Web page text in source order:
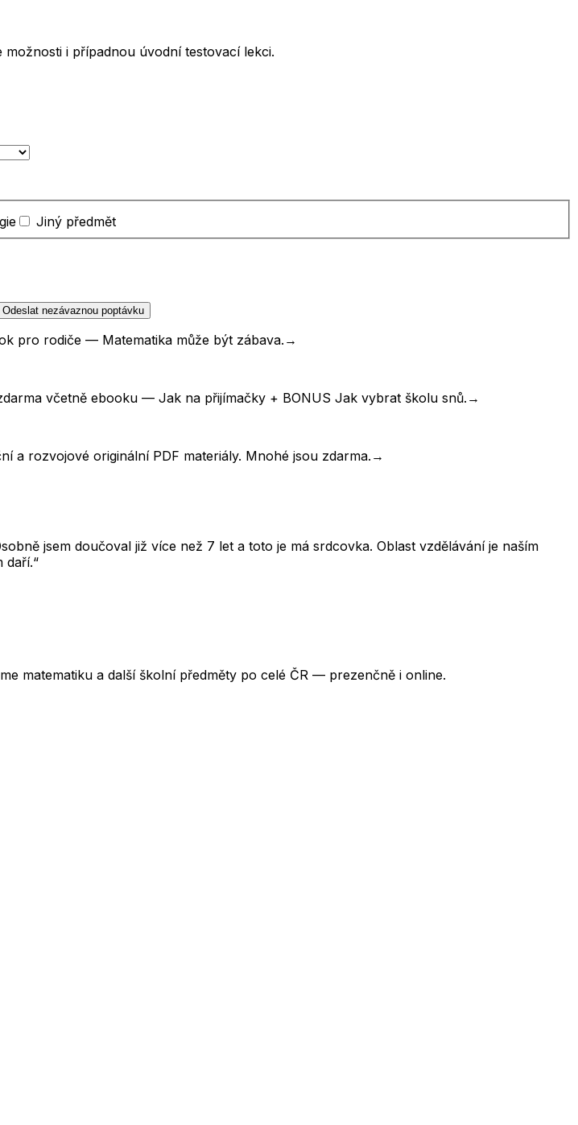
i případnou úvodní testovací lekci.
Jiný předmět
Odeslat nezávaznou poptávku
pro rodiče — Matematika může být zábava. →
včetně ebooku — Jak na přijímačky + BONUS Jak vybrat školu snů. →
a rozvojové originální PDF materiály. Mnohé jsou zdarma. →
jsem doučoval již více než 7 let a toto je má srdcovka. Oblast vzdělávání je naším
daří.“
matematiku a další školní předměty po celé ČR — prezenčně i online.